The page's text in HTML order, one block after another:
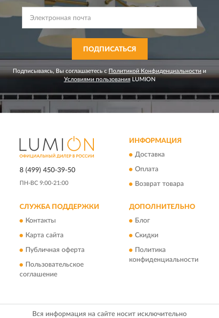
ПОДПИСАТЬСЯ
Подписываясь, Вы соглашаетесь сПолитикой Конфиденциальности и
Условиями пользованияLUMION
8 (499) 450-39-50
ПН-ВС 9:00-21:00
ИНФОРМАЦИЯ
Доставка
Оплата
Возврат товара
СЛУЖБА ПОДДЕРЖКИ
Контакты
Карта сайта
Публичная оферта
Пользовательское
соглашение
ДОПОЛНИТЕЛЬНО
Блог
Скидки
Политика
конфиденциальности
Вся информация на сайте носит исключительно